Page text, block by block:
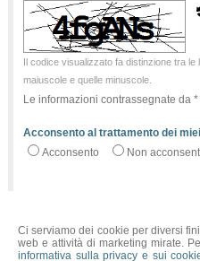
Ci serviamo dei cookie per diversi
web e attività di marketing mirate.
informativa sulla privacy e sui
Il codice visualizzato fa distinzione tra le
maiuscole e quelle minuscole.
Le informazioni contrassegnate da
Acconsento al trattamento dei
Acconsento
Non
NADDEO Dott. Gabriele NOTAIO
SEDE: Via Roma, 2 - 10072 Caselle